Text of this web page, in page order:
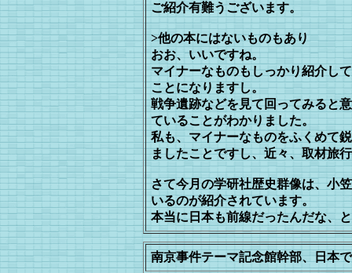
ご紹介有難うございます。
>他の本にはないものもあり
おお、いいですね。
マイナーなものもしっかり紹介し
ことになりますし。
戦争遺跡などを見て回ってみると
ていることがわかりました。
私も、マイナーなものをふくめて
ましたことですし、近々、取材旅
さて今月の学研社歴史群像は、小
いるのが紹介されています。
本当に日本も前線だったんだな、
南京事件テーマ記念館幹部、日本